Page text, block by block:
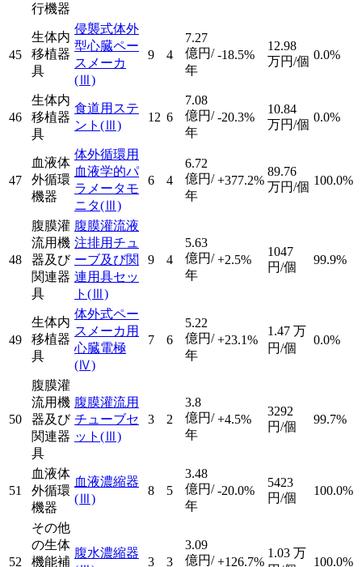
行機器
45
生体内
移植器
具
侵襲式体外
型心臓ペー
スメーカ
(Ⅲ)
9 4
7.27
億円/
年
-18.5%
12.98
万円/個 0.0%
46
生体内
移植器
具
食道用ステ
ント (Ⅲ)
12 6
7.08
億円/
年
-20.3%
10.84
万円/個
0.0%
47
血液体
外循環
機器
体外循環用
血液学的パ
ラメータモ
ニタ(Ⅲ)
6 4
6.72
億円/
年
+377.2%
89.76
万円/個 100.0%
48
腹膜灌
流用機
器及び
関連器
具
腹膜灌流液
注排用チュ
ーブ及び関
連用具セッ
ト (Ⅲ)
9 4
5.63
億円/
年
+2.5%
1047
円/個
99.9%
49
生体内
移植器
具
体外式ペー
スメーカ用
心臓電極
(Ⅳ)
7 6
5.22
億円/
年
+23.1%
1.47 万
円/個
0.0%
50
腹膜灌
流用機
器及び
関連器
具
腹膜灌流用
チューブセ
ット (Ⅲ)
3 2
3.8
億円/
年
+4.5%
3292
円/個
99.7%
51
血液体
外循環
機器
血液濃縮器
(Ⅲ)
8 5
3.48
億円/
年
-20.0%
5423
円/個
100.0%
52
その他
の生体
機能補
腹水濃縮器
3 3
3.09
億円/ +126.7%
1.03 万
100.0%